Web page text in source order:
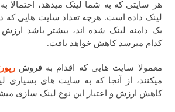
هر سایتی که به شما لینک میدهد، احتمالا
لینک داده است. هرچه تعداد سایت هایی که
یک دامنه لینک شده اند، بیشتر باشد ارزش
کدام میرسد کاهش خواهد یافت.
معمولا سایت هایی که اقدام به فروش
میکنند، از آنجا که به سایت های بسیاری
کاهش ارزش و اعتبار این نوع لینک سازی